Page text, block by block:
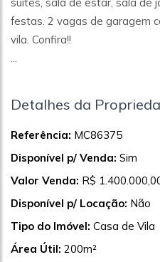
festas. 2 vagas de garagem
vila. Confira!!
...
Detalhes da
Referência: MC86375
Disponível p/ Venda: Sim
Valor Venda: R$
Disponível p/ Locação: Não
Tipo do Imóvel: Casa de Vila
Área Útil: 200m²